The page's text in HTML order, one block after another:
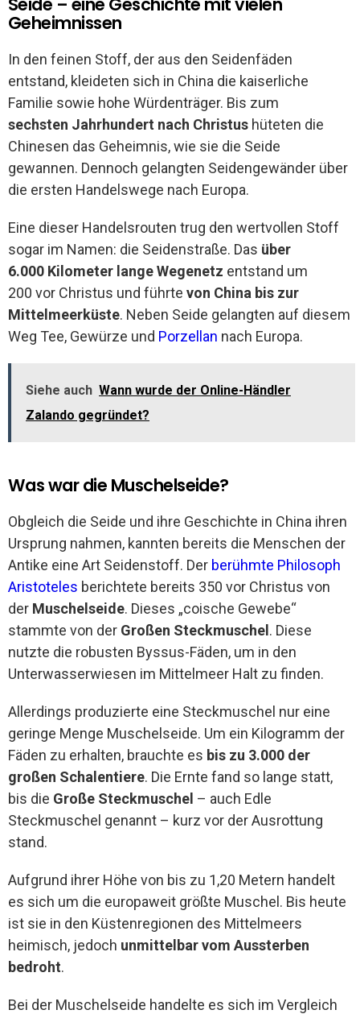
Geheimnissen
In den feinen Stoff, der aus den Seidenfäden
entstand, kleideten sich in China die kaiserliche
Familie sowie hohe Würdenträger. Bis zum
sechsten Jahrhundert nach Christus hüteten die
Chinesen das Geheimnis, wie sie die Seide
gewannen. Dennoch gelangten Seidengewänder über
die ersten Handelswege nach Europa.
Eine dieser Handelsrouten trug den wertvollen Stoff
sogar im Namen: die Seidenstraße. Das über
6.000 Kilometer lange Wegenetz entstand um
200 vor Christus und führte von China bis zur
Mittelmeerküste. Neben Seide gelangten auf diesem
Weg Tee, Gewürze und Porzellan nach Europa.
Siehe auch Wann wurde der Online-Händler
Zalando gegründet?
Was war die Muschelseide?
Obgleich die Seide und ihre Geschichte in China ihren
Ursprung nahmen, kannten bereits die Menschen der
Antike eine Art Seidenstoff. Der berühmte Philosoph
Aristoteles berichtete bereits 350 vor Christus von
der Muschelseide. Dieses „coische Gewebe“
stammte von der Großen Steckmuschel. Diese
nutzte die robusten Byssus-Fäden, um in den
Unterwasserwiesen im Mittelmeer Halt zu finden.
Allerdings produzierte eine Steckmuschel nur eine
geringe Menge Muschelseide. Um ein Kilogramm der
Fäden zu erhalten, brauchte es bis zu 3.000 der
großen Schalentiere. Die Ernte fand so lange statt,
bis die Große Steckmuschel – auch Edle
Steckmuschel genannt – kurz vor der Ausrottung
stand.
Aufgrund ihrer Höhe von bis zu 1,20 Metern handelt
es sich um die europaweit größte Muschel. Bis heute
ist sie in den Küstenregionen des Mittelmeers
heimisch, jedoch unmittelbar vom Aussterben
bedroht.
Bei der Muschelseide handelte es sich im Vergleich